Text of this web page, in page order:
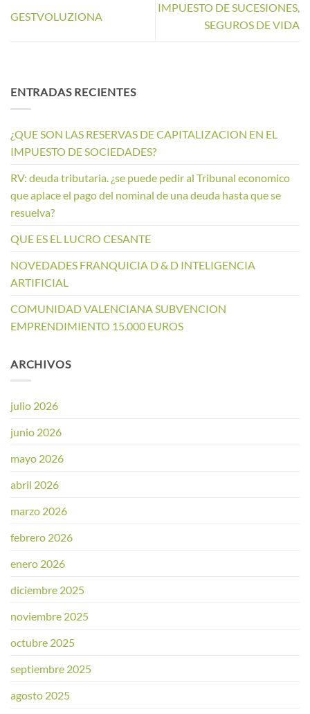
GESTVOLUZIONA
IMPUESTO DE SUCESIONES,
SEGUROS DE VIDA
ENTRADAS RECIENTES
¿QUE SON LAS RESERVAS DE CAPITALIZACION EN EL
IMPUESTO DE SOCIEDADES?
RV: deuda tributaria. ¿se puede pedir al Tribunal economico
que aplace el pago del nominal de una deuda hasta que se
resuelva?
QUE ES EL LUCRO CESANTE
NOVEDADES FRANQUICIA D & D INTELIGENCIA
ARTIFICIAL
COMUNIDAD VALENCIANA SUBVENCION
EMPRENDIMIENTO 15.000 EUROS
ARCHIVOS
julio 2026
junio 2026
mayo 2026
abril 2026
marzo 2026
febrero 2026
enero 2026
diciembre 2025
noviembre 2025
octubre 2025
septiembre 2025
agosto 2025